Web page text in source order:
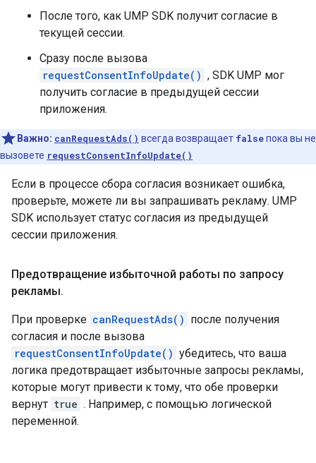
После того, как UMP SDK получит согласие в
текущей сессии.
Сразу после вызова
requestConsentInfoUpdate() , SDK UMP мог
получить согласие в предыдущей сессии
приложения.
Важно: canRequestAds() всегда возвращает falseпока вы не
вызовете requestConsentInfoUpdate()
Если в процессе сбора согласия возникает ошибка,
проверьте, можете ли вы запрашивать рекламу. UMP
SDK использует статус согласия из предыдущей
сессии приложения.
Предотвращение избыточной работы по запросу
рекламы.
При проверке canRequestAds() после получения
согласия и после вызова
requestConsentInfoUpdate() убедитесь, что ваша
логика предотвращает избыточные запросы рекламы,
которые могут привести к тому, что обе проверки
вернут true . Например, с помощью логической
переменной.